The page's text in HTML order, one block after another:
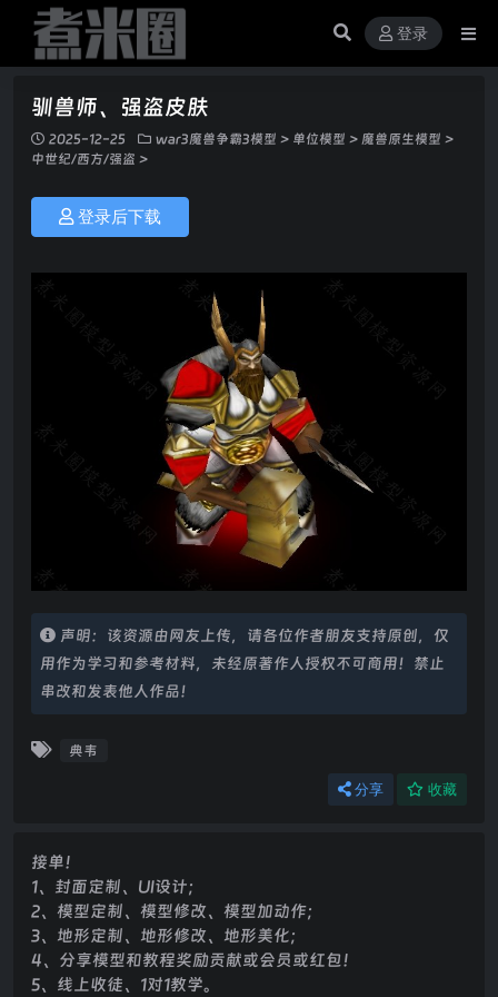
登录
驯兽师、强盗皮肤
2025-12-25 war3魔兽争霸3模型 > 单位模型 > 魔兽原生模型 >
中世纪/西方/强盗 >
登录后下载
声明：该资源由网友上传，请各位作者朋友支持原创，仅
用作为学习和参考材料，未经原著作人授权不可商用！禁止
串改和发表他人作品！
典韦
分享 收藏
接单！
1、封面定制、UI设计；
2、模型定制、模型修改、模型加动作；
3、地形定制、地形修改、地形美化；
4、分享模型和教程奖励贡献或会员或红包！
5、线上收徒、1对1教学。